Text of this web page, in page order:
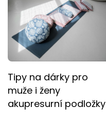
Tipy na dárky pro
muže i ženy
akupresurní podložky